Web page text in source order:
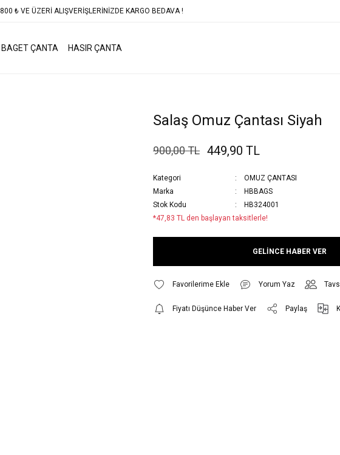
800 ₺ VE ÜZERİ ALIŞVERİŞLERİNİZDE KARGO BEDAVA !
BAGET ÇANTA HASIR ÇANTA
Salaş Omuz Çantası Siyah
900,00 TL 449,90 TL
Kategori
OMUZ ÇANTASI
Marka
HBBAGS
Stok Kodu
HB324001
*47,83 TL den başlayan taksitlerle!
GELİNCE HABER VER
Yorum Yaz
Fiyatı Düşünce Haber Ver Paylaş